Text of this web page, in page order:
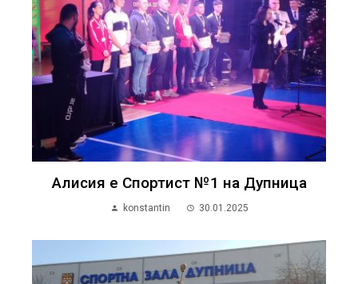
Алисия е Спортист №1 на Дупница
konstantin 30.01.2025